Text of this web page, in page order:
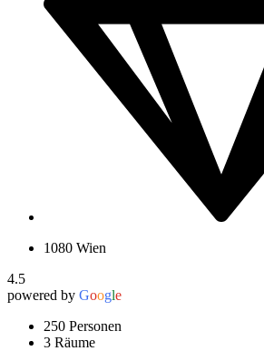
1080 Wien
4.5
powered by Google
250 Personen
3 Räume